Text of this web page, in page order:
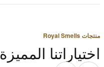
منتجات Royal Smells
اختياراتنا المميزة